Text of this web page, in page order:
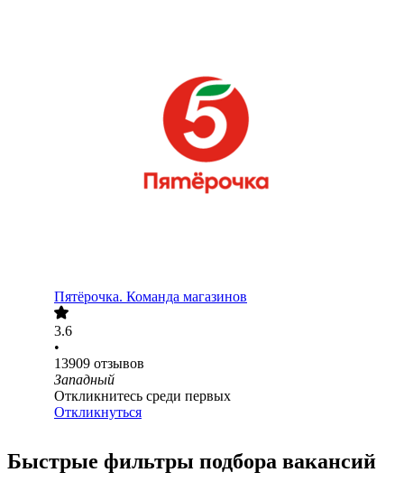
Пятёрочка. Команда магазинов
3.6
•
13909 отзывов
Западный
Откликнитесь среди первых
Откликнуться
Быстрые фильтры подбора вакансий